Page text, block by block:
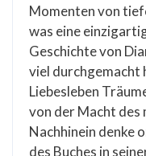
Momenten von
was eine
Geschichte von
viel durchgemacht
Liebesleben
von der Macht des
Nachhinein denke
des Buches in